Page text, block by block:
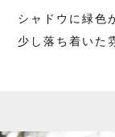
シャドウに緑色
少し落ち着いた